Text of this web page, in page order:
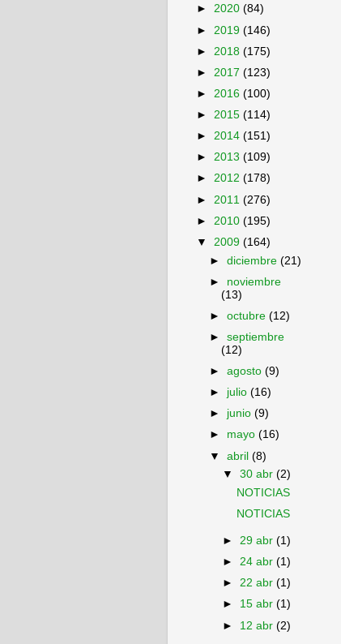
► 2020 (84)
► 2019 (146)
► 2018 (175)
► 2017 (123)
► 2016 (100)
► 2015 (114)
► 2014 (151)
► 2013 (109)
► 2012 (178)
► 2011 (276)
► 2010 (195)
▼ 2009 (164)
►diciembre(21)
► noviembre
(13)
►octubre(12)
►septiembre
(12)
►agosto(9)
► julio(16)
► junio(9)
► mayo(16)
▼abril(8)
▼30 abr(2)
NOTICIAS
NOTICIAS
►29 abr(1)
►24 abr(1)
►22 abr(1)
► 15 abr(1)
► 12 abr(2)